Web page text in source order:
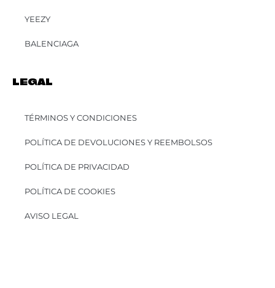
YEEZY
BALENCIAGA
LEGAL
TÉRMINOS Y CONDICIONES
POLÍTICA DE DEVOLUCIONES Y REEMBOLSOS
POLÍTICA DE PRIVACIDAD
POLÍTICA DE COOKIES
AVISO LEGAL